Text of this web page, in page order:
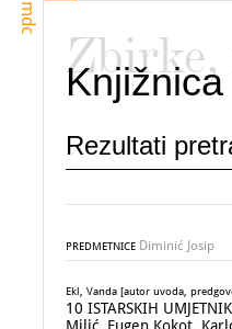
mdc
Zbirke,
Knjižnica
Rezultati
PREDMETNICE Diminić Josip
Ekl, Vanda [autor uvoda,
10 ISTARSKIH